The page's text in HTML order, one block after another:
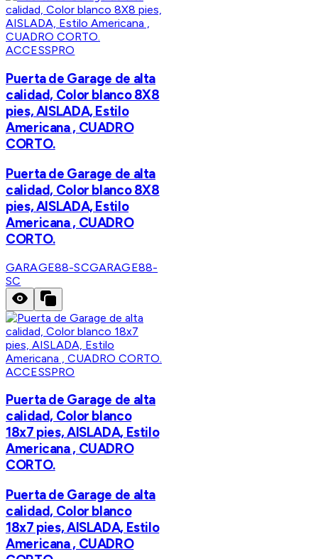
ACCESSPRO
Puerta de Garage de alta
calidad, Color blanco 8X8
pies, AISLADA, Estilo
Americana , CUADRO
CORTO.
Puerta de Garage de alta
calidad, Color blanco 8X8
pies, AISLADA, Estilo
Americana , CUADRO
CORTO.
GARAGE88-SCGARAGE88-
SC
ACCESSPRO
Puerta de Garage de alta
calidad, Color blanco
18x7 pies, AISLADA, Estilo
Americana , CUADRO
CORTO.
Puerta de Garage de alta
calidad, Color blanco
18x7 pies, AISLADA, Estilo
Americana , CUADRO